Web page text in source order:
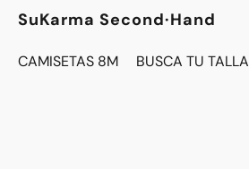
SuKarma Second·Hand
CAMISETAS 8M BUSCA TU TALLA